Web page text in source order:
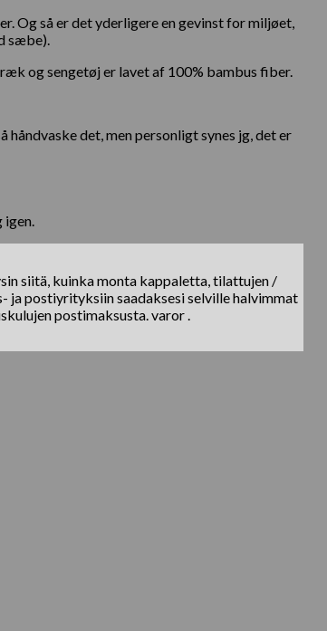
Og så er det yderligere en gevinst for miljøet,
sæbe).
og sengetøj er lavet af 100% bambus fiber.
det, men personligt synes jg, det er
igen.
siitä, kuinka monta kappaletta, tilattujen /
ja postiyrityksiin saadaksesi selville halvimmat
postimaksusta. varor .